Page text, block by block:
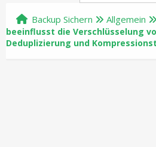
Backup Sichern Allgemein
beeinflusst die Verschlüsselung
Deduplizierung und